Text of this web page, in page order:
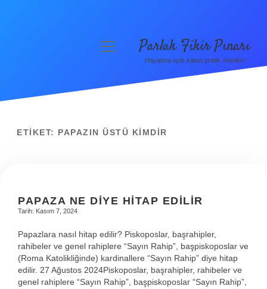
Gizlilik Politikası
menüyü
aç
Parlak Fikir Pınarı
Hayatına ışıltı katan pratik öneriler!
ETIKET: PAPAZIN ÜSTÜ KIMDIR
PAPAZA NE DIYE HITAP EDILIR
Tarih: Kasım 7, 2024
Papazlara nasıl hitap edilir? Piskoposlar, başrahipler,
rahibeler ve genel rahiplere “Sayın Rahip”, başpiskoposlar ve
(Roma Katolikliğinde) kardinallere “Sayın Rahip” diye hitap
edilir. 27 Ağustos 2024Piskoposlar, başrahipler, rahibeler ve
genel rahiplere “Sayın Rahip”, başpiskoposlar “Sayın Rahip”,